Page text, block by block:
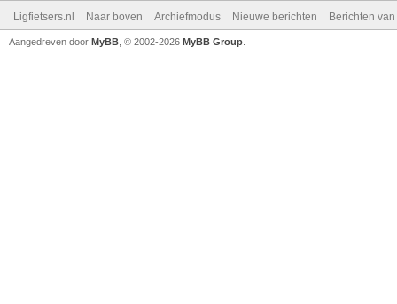
Ligfietsers.nl Naar boven Archiefmodus Nieuwe berichten Berichten
Aangedreven door MyBB , © 2002-2026 MyBB Group